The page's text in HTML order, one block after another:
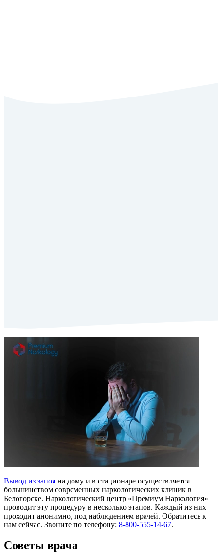
Вывод из запоя на дому и в стационаре осуществляется
большинством современных наркологических клиник в
Белогорске. Наркологический центр «Премиум Наркология»
проводит эту процедуру в несколько этапов. Каждый из них
проходит анонимно, под наблюдением врачей. Обратитесь к
нам сейчас. Звоните по телефону: 8-800-555-14-67.
Советы врача